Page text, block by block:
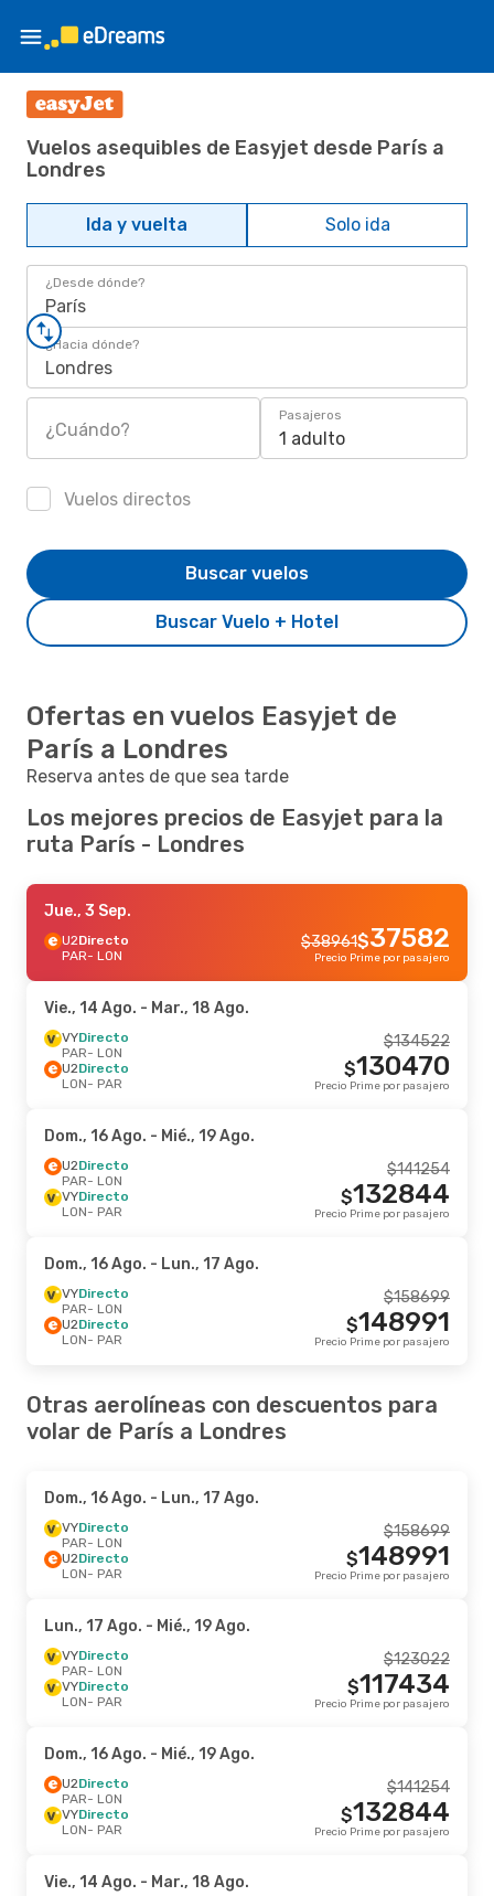
Vuelos asequibles de Easyjet desde París a
Londres
Ida y vuelta Solo ida
¿Desde dónde?
París
¿Hacia dónde?
Londres
¿Cuándo?
Pasajeros
1 adulto
Vuelos directos
Buscar Vuelo + Hotel
Buscar vuelos
Ofertas en vuelos Easyjet de
París a Londres
Reserva antes de que sea tarde
Los mejores precios de Easyjet para la
ruta París - Londres
Jue., 3 Sep.
U2Directo
PAR- LON
38961
$ 37582
$
Precio Prime por pasajero
Vie., 14 Ago. - Mar., 18 Ago.
VYDirecto
PAR- LON
U2Directo
LON- PAR
134522
$
130470
$
Precio Prime por pasajero
Dom., 16 Ago. - Mié., 19 Ago.
U2Directo
PAR- LON
VYDirecto
LON- PAR
141254
$
132844
$
Precio Prime por pasajero
Dom., 16 Ago. - Lun., 17 Ago.
VYDirecto
PAR- LON
U2Directo
LON- PAR
158699
$
148991
$
Precio Prime por pasajero
Otras aerolíneas con descuentos para
volar de París a Londres
Dom., 16 Ago. - Lun., 17 Ago.
VYDirecto
PAR- LON
U2Directo
LON- PAR
158699
$
148991
$
Precio Prime por pasajero
Lun., 17 Ago. - Mié., 19 Ago.
VYDirecto
PAR- LON
VYDirecto
LON- PAR
123022
$
117434
$
Precio Prime por pasajero
Dom., 16 Ago. - Mié., 19 Ago.
U2Directo
PAR- LON
VYDirecto
LON- PAR
141254
$
132844
$
Precio Prime por pasajero
Vie., 14 Ago. - Mar., 18 Ago.